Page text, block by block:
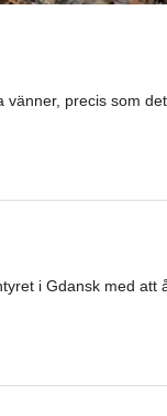
precis som
i Gdansk med att